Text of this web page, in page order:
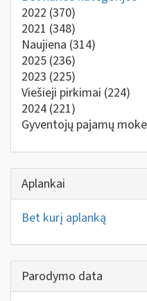
2022 (370)
2021 (348)
Naujiena (314)
2025 (236)
2023 (225)
Viešieji pirkimai (224)
2024 (221)
Gyventojų pajamų
Aplankai
Bet kurį aplanką
Parodymo data